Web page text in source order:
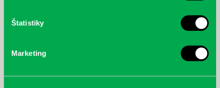
Štatistiky
Marketing